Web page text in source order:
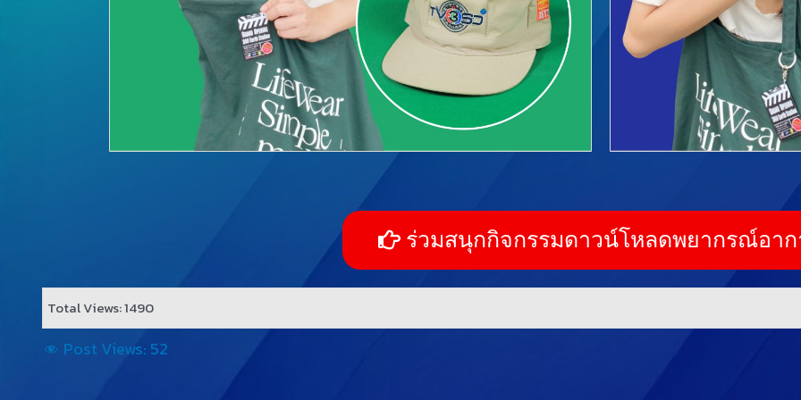
ร่วมสนุกกิจกรรมดาวน์โหลดพยากรณ์อา
Total Views: 1490
Post Views: 52